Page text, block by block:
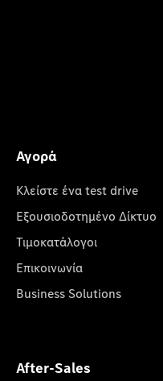
Αγορά
Κλείστε ένα test drive
Εξουσιοδοτημένο Δίκτυο
Τιμοκατάλογοι
Επικοινωνία
Business Solutions
After-Sales